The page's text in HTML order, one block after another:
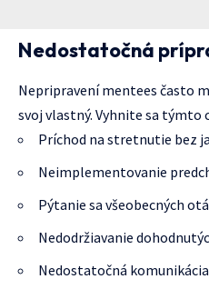
Nedostatočná
Nepripravení mentees často
svoj vlastný. Vyhnite sa týmto
Príchod na stretnutie bez
Neimplementovanie
Pýtanie sa všeobecných
Nedodržiavanie
Nedostatočná